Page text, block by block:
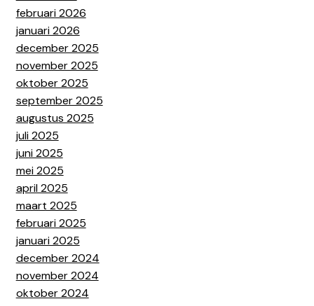
februari 2026
januari 2026
december 2025
november 2025
oktober 2025
september 2025
augustus 2025
juli 2025
juni 2025
mei 2025
april 2025
maart 2025
februari 2025
januari 2025
december 2024
november 2024
oktober 2024